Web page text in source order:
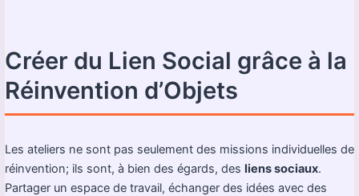
Créer du Lien Social grâce à la
Réinvention d’Objets
Les ateliers ne sont pas seulement des missions individuelles de
réinvention; ils sont, à bien des égards, des liens sociaux.
Partager un espace de travail, échanger des idées avec des